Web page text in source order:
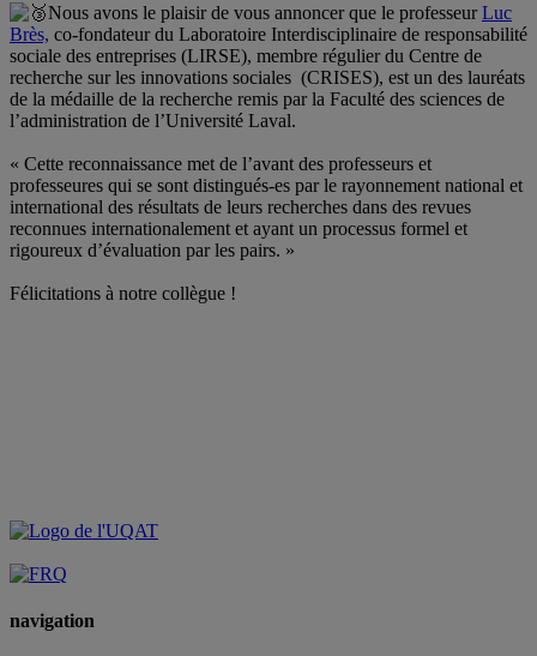
Nous avons le plaisir de vous annoncer que le professeurLuc
Brès, co-fondateur du Laboratoire Interdisciplinaire de responsabilité
sociale des entreprises (LIRSE), membre régulier du Centre de
recherche sur les innovations sociales (CRISES), est un des lauréats
de la médaille de la recherche remis par la Faculté des sciences de
l’administration de l’Université Laval.
« Cette reconnaissance met de l’avant des professeurs et
professeures qui se sont distingués-es par le rayonnement national et
international des résultats de leurs recherches dans des revues
reconnues internationalement et ayant un processus formel et
rigoureux d’évaluation par les pairs. »
Félicitations à notre collègue !
navigation